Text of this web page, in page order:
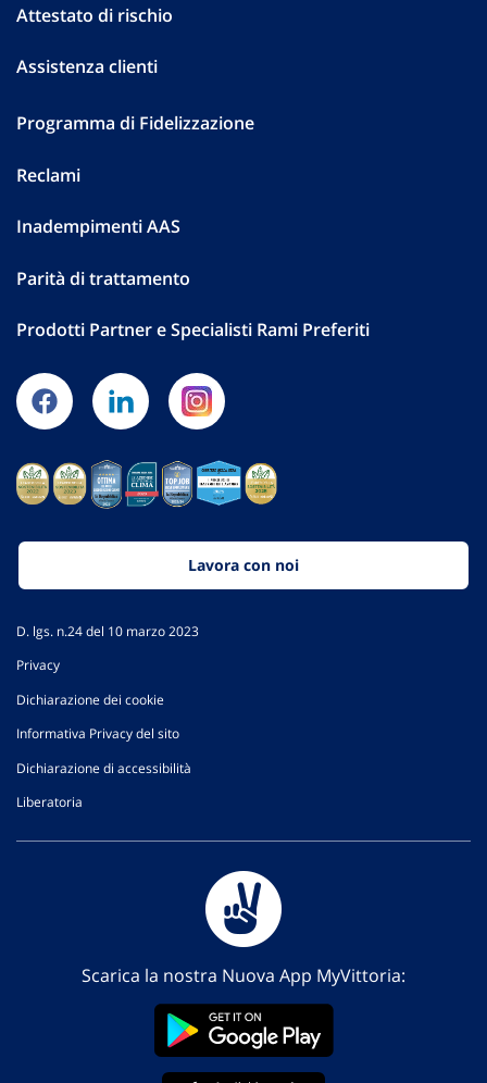
Attestato di rischio
Assistenza clienti
Programma di Fidelizzazione
Reclami
Inadempimenti AAS
Parità di trattamento
Prodotti Partner e Specialisti Rami Preferiti
Lavora con noi
D. lgs. n.24 del 10 marzo 2023
Privacy
Dichiarazione dei cookie
Informativa Privacy del sito
Dichiarazione di accessibilità
Liberatoria
Scarica la nostra Nuova App MyVittoria: